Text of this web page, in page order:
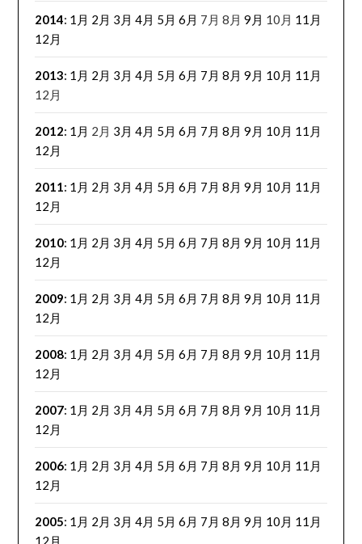
2014: 1月 2月 3月 4月 5月 6月 7月 8月 9月 10月 11月
12月
2013: 1月 2月 3月 4月 5月 6月 7月 8月 9月 10月 11月
12月
2012: 1月 2月 3月 4月 5月 6月 7月 8月 9月 10月 11月
12月
2011: 1月 2月 3月 4月 5月 6月 7月 8月 9月 10月 11月
12月
2010: 1月 2月 3月 4月 5月 6月 7月 8月 9月 10月 11月
12月
2009: 1月 2月 3月 4月 5月 6月 7月 8月 9月 10月 11月
12月
2008: 1月 2月 3月 4月 5月 6月 7月 8月 9月 10月 11月
12月
2007: 1月 2月 3月 4月 5月 6月 7月 8月 9月 10月 11月
12月
2006: 1月 2月 3月 4月 5月 6月 7月 8月 9月 10月 11月
12月
2005: 1月 2月 3月 4月 5月 6月 7月 8月 9月 10月 11月
12月